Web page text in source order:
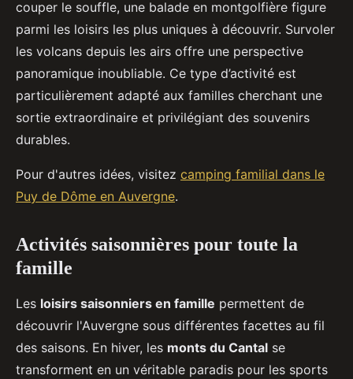
couper le souffle, une balade en montgolfière figure
parmi les loisirs les plus uniques à découvrir. Survoler
les volcans depuis les airs offre une perspective
panoramique inoubliable. Ce type d’activité est
particulièrement adapté aux familles cherchant une
sortie extraordinaire et privilégiant des souvenirs
durables.
Pour d'autres idées, visitez camping familial dans le
Puy de Dôme en Auvergne.
Activités saisonnières pour toute la
famille
Les loisirs saisonniers en famille permettent de
découvrir l'Auvergne sous différentes facettes au fil
des saisons. En hiver, les monts du Cantal se
transforment en un véritable paradis pour les sports